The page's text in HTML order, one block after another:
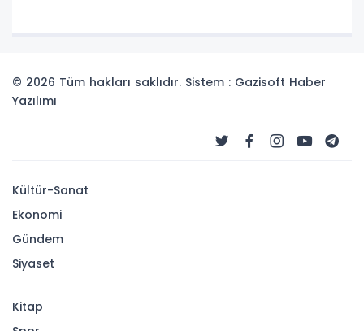
© 2026 Tüm hakları saklıdır. Sistem : Gazisoft Haber
Yazılımı
Kültür-Sanat
Ekonomi
Gündem
Siyaset
Kitap